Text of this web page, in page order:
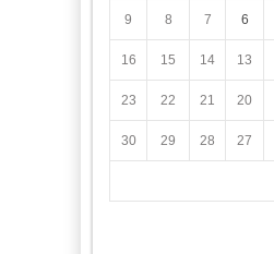
6
7
8
9
13
14
15
16
20
21
22
23
27
28
29
30